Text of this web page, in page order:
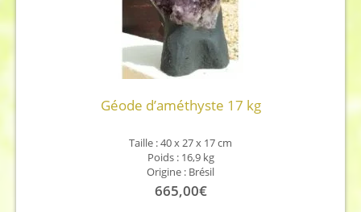
Géode d’améthyste 17 kg
Taille : 40 x 27 x 17 cm
Poids : 16,9 kg
Origine : Brésil
665,00€